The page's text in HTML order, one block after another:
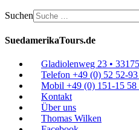
Suchen
SuedamerikaTours.de
Gladiolenweg 23 •
Telefon +49 (0) 52 52-
Mobil +49 (0) 151-15 58
Kontakt
Über uns
Thomas Wilken